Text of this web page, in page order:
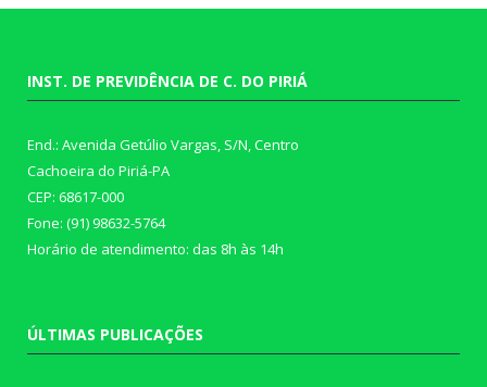
INST. DE PREVIDÊNCIA DE C. DO PIRIÁ
End.: Avenida Getúlio Vargas, S/N, Centro
Cachoeira do Piriá-PA
CEP: 68617-000
Fone: (91) 98632-5764
Horário de atendimento: das 8h às 14h
ÚLTIMAS PUBLICAÇÕES